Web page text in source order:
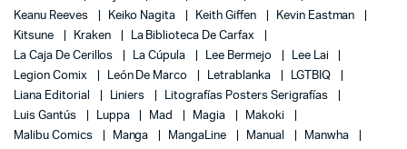
Keanu Reeves
Keiko Nagita Keith Giffen
Kevin Eastman
Kitsune
Kraken
La Biblioteca De Carfax
La Caja De Cerillos
La Cúpula Lee Bermejo
Lee Lai
Legion Comix
León De Marco Letrablanka
LGTBIQ
Liana Editorial
Liniers
Litografías Posters Serigrafías
Luis Gantús
Luppa Mad Magia
Makoki
Malibu Comics
Manga MangaLine Manual
Manwha